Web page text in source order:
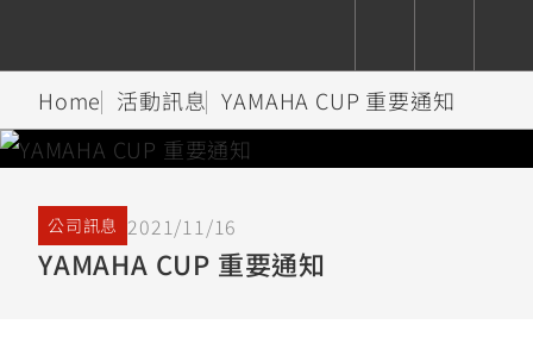
依風格
Super
Sport
Hyper
Naked
依風格
Premium Sport Fashion
CUXiE
2.5 kw
追蹤愛車
Home 活動訊息 YAMAHA CUP 重要通知
公司訊息 2021/11/16
YAMAHA CUP 重要通知